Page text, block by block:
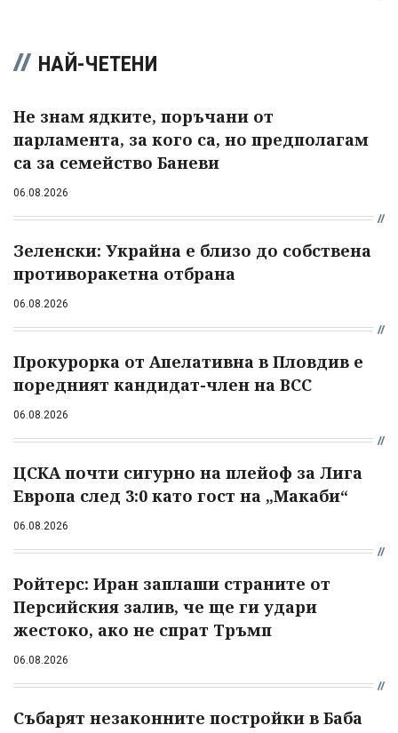
НАЙ-ЧЕТЕНИ
Не знам ядките, поръчани от
парламента, за кого са, но предполагам
са за семейство Баневи
06.08.2026
Зеленски: Украйна е близо до собствена
противоракетна отбрана
06.08.2026
Прокурорка от Апелативна в Пловдив е
поредният кандидат-член на ВСС
06.08.2026
ЦСКА почти сигурно на плейоф за Лига
Европа след 3:0 като гост на „Макаби“
06.08.2026
Ройтерс: Иран заплаши страните от
Персийския залив, че ще ги удари
жестоко, ако не спрат Тръмп
06.08.2026
Събарят незаконните постройки в Баба